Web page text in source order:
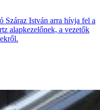
Száraz István arra hívja fel a
alapkezelőnek, a vezetők